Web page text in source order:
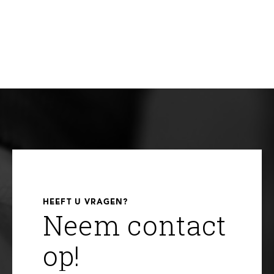
HEEFT U VRAGEN?
Neem contact
op!